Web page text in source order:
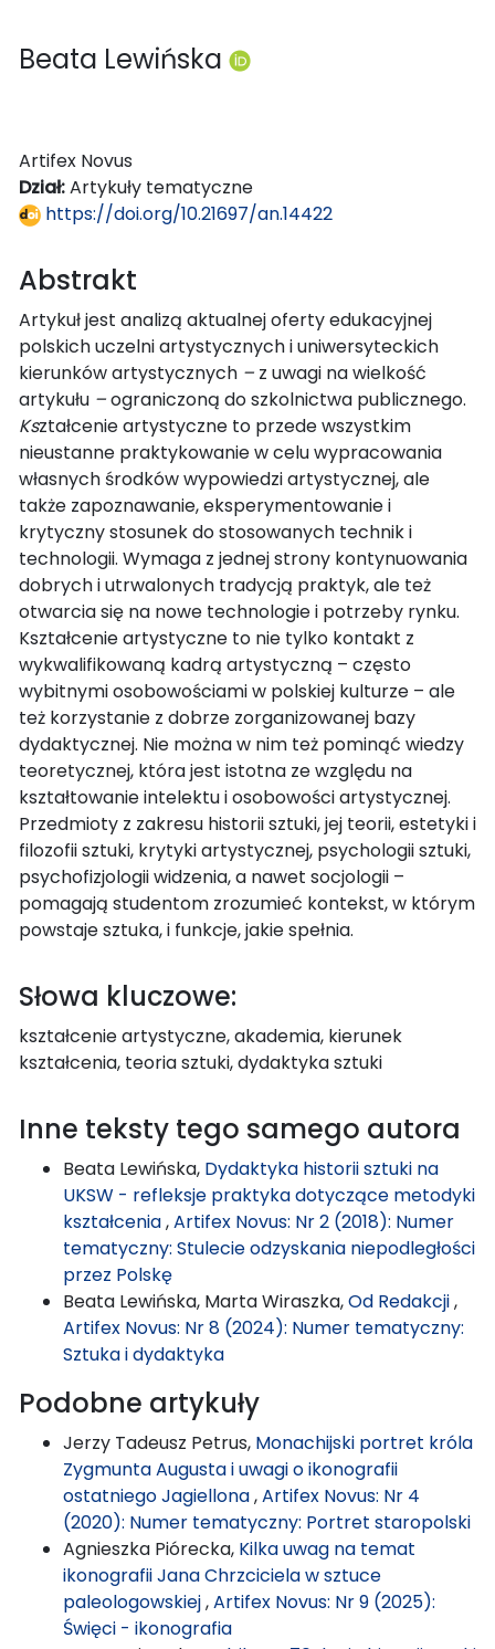
Beata Lewińska
Artifex Novus
Dział:Artykuły tematyczne
https://doi.org/10.21697/an.14422
Abstrakt
Artykuł jest analizą aktualnej oferty edukacyjnej
polskich uczelni artystycznych i uniwersyteckich
kierunków artystycznych – z uwagi na wielkość
artykułu –ograniczoną do szkolnictwa publicznego.
Kształcenie artystyczne to przede wszystkim
nieustanne praktykowanie w celu wypracowania
własnych środków wypowiedzi artystycznej, ale
także zapoznawanie, eksperymentowanie i
krytyczny stosunek do stosowanych technik i
technologii. Wymaga z jednej strony kontynuowania
dobrych i utrwalonych tradycją praktyk, ale też
otwarcia się na nowe technologie i potrzeby rynku.
Kształcenie artystyczne to nie tylko kontakt z
wykwalifikowaną kadrą artystyczną – często
wybitnymi osobowościami w polskiej kulturze – ale
też korzystanie z dobrze zorganizowanej bazy
dydaktycznej. Nie można w nim też pominąć wiedzy
teoretycznej, która jest istotna ze względu na
kształtowanie intelektu i osobowości artystycznej.
Przedmioty z zakresu historii sztuki, jej teorii, estetyki i
filozofii sztuki, krytyki artystycznej, psychologii sztuki,
psychofizjologii widzenia, a nawet socjologii –
pomagają studentom zrozumieć kontekst, w którym
powstaje sztuka, i funkcje, jakie spełnia.
Słowa kluczowe:
kształcenie artystyczne, akademia, kierunek
kształcenia, teoria sztuki, dydaktyka sztuki
Inne teksty tego samego autora
Beata Lewińska, Dydaktyka historii sztuki na
UKSW - refleksje praktyka dotyczące metodyki
kształcenia,Artifex Novus: Nr 2 (2018): Numer
tematyczny: Stulecie odzyskania niepodległości
przez Polskę
Beata Lewińska, Marta Wiraszka,Od Redakcji,
Artifex Novus: Nr 8 (2024): Numer tematyczny:
Sztuka i dydaktyka
Podobne artykuły
Jerzy Tadeusz Petrus, Monachijski portret króla
Zygmunta Augusta i uwagi o ikonografii
ostatniego Jagiellona,Artifex Novus: Nr 4
(2020): Numer tematyczny: Portret staropolski
Agnieszka Piórecka, Kilka uwag na temat
ikonografii Jana Chrzciciela w sztuce
paleologowskiej,Artifex Novus: Nr 9 (2025):
Święci - ikonografia